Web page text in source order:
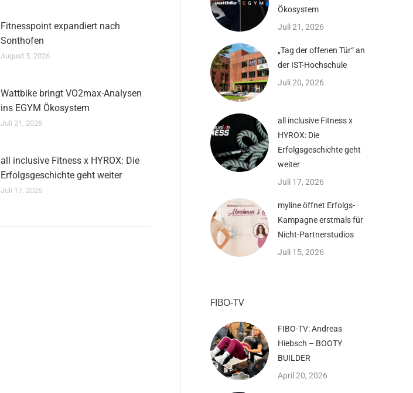
Fitnesspoint expandiert nach
Sonthofen
August 5, 2026
Wattbike bringt VO2max-Analysen
ins EGYM Ökosystem
Juli 21, 2026
all inclusive Fitness x HYROX: Die
Erfolgsgeschichte geht weiter
Juli 17, 2026
Ökosystem
Juli 21, 2026
„Tag der offenen Tür“ an
der IST-Hochschule
Juli 20, 2026
all inclusive Fitness x
HYROX: Die
Erfolgsgeschichte geht
weiter
Juli 17, 2026
myline öffnet Erfolgs-
Kampagne erstmals für
Nicht-Partnerstudios
Juli 15, 2026
FIBO-TV
FIBO-TV: Andreas
Hiebsch – BOOTY
BUILDER
April 20, 2026